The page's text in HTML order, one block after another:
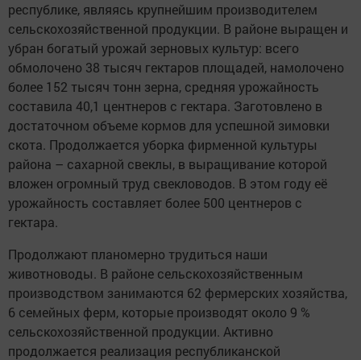
республике, являясь крупнейшим производителем
сельскохозяйственной продукции. В районе выращен и
убран богатый урожай зерновых культур: всего
обмолочено 38 тысяч гектаров площадей, намолочено
более 152 тысяч тонн зерна, средняя урожайность
составила 40,1 центнеров с гектара. Заготовлено в
достаточном объеме кормов для успешной зимовки
скота. Продолжается уборка фирменной культуры
района – сахарной свеклы, в выращивание которой
вложен огромный труд свекловодов. В этом году её
урожайность составляет более 500 центнеров с
гектара.
Продолжают планомерно трудиться наши
животноводы. В районе сельскохозяйственным
производством занимаются 62 фермерских хозяйства,
6 семейных ферм, которые производят около 9 %
сельскохозяйственной продукции. Активно
продолжается реализация республиканской